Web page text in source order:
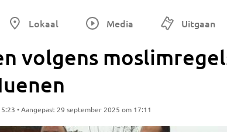
Lokaal Media Uitgaan
volgens
• Aangepast 29 september 2025 om 17:11